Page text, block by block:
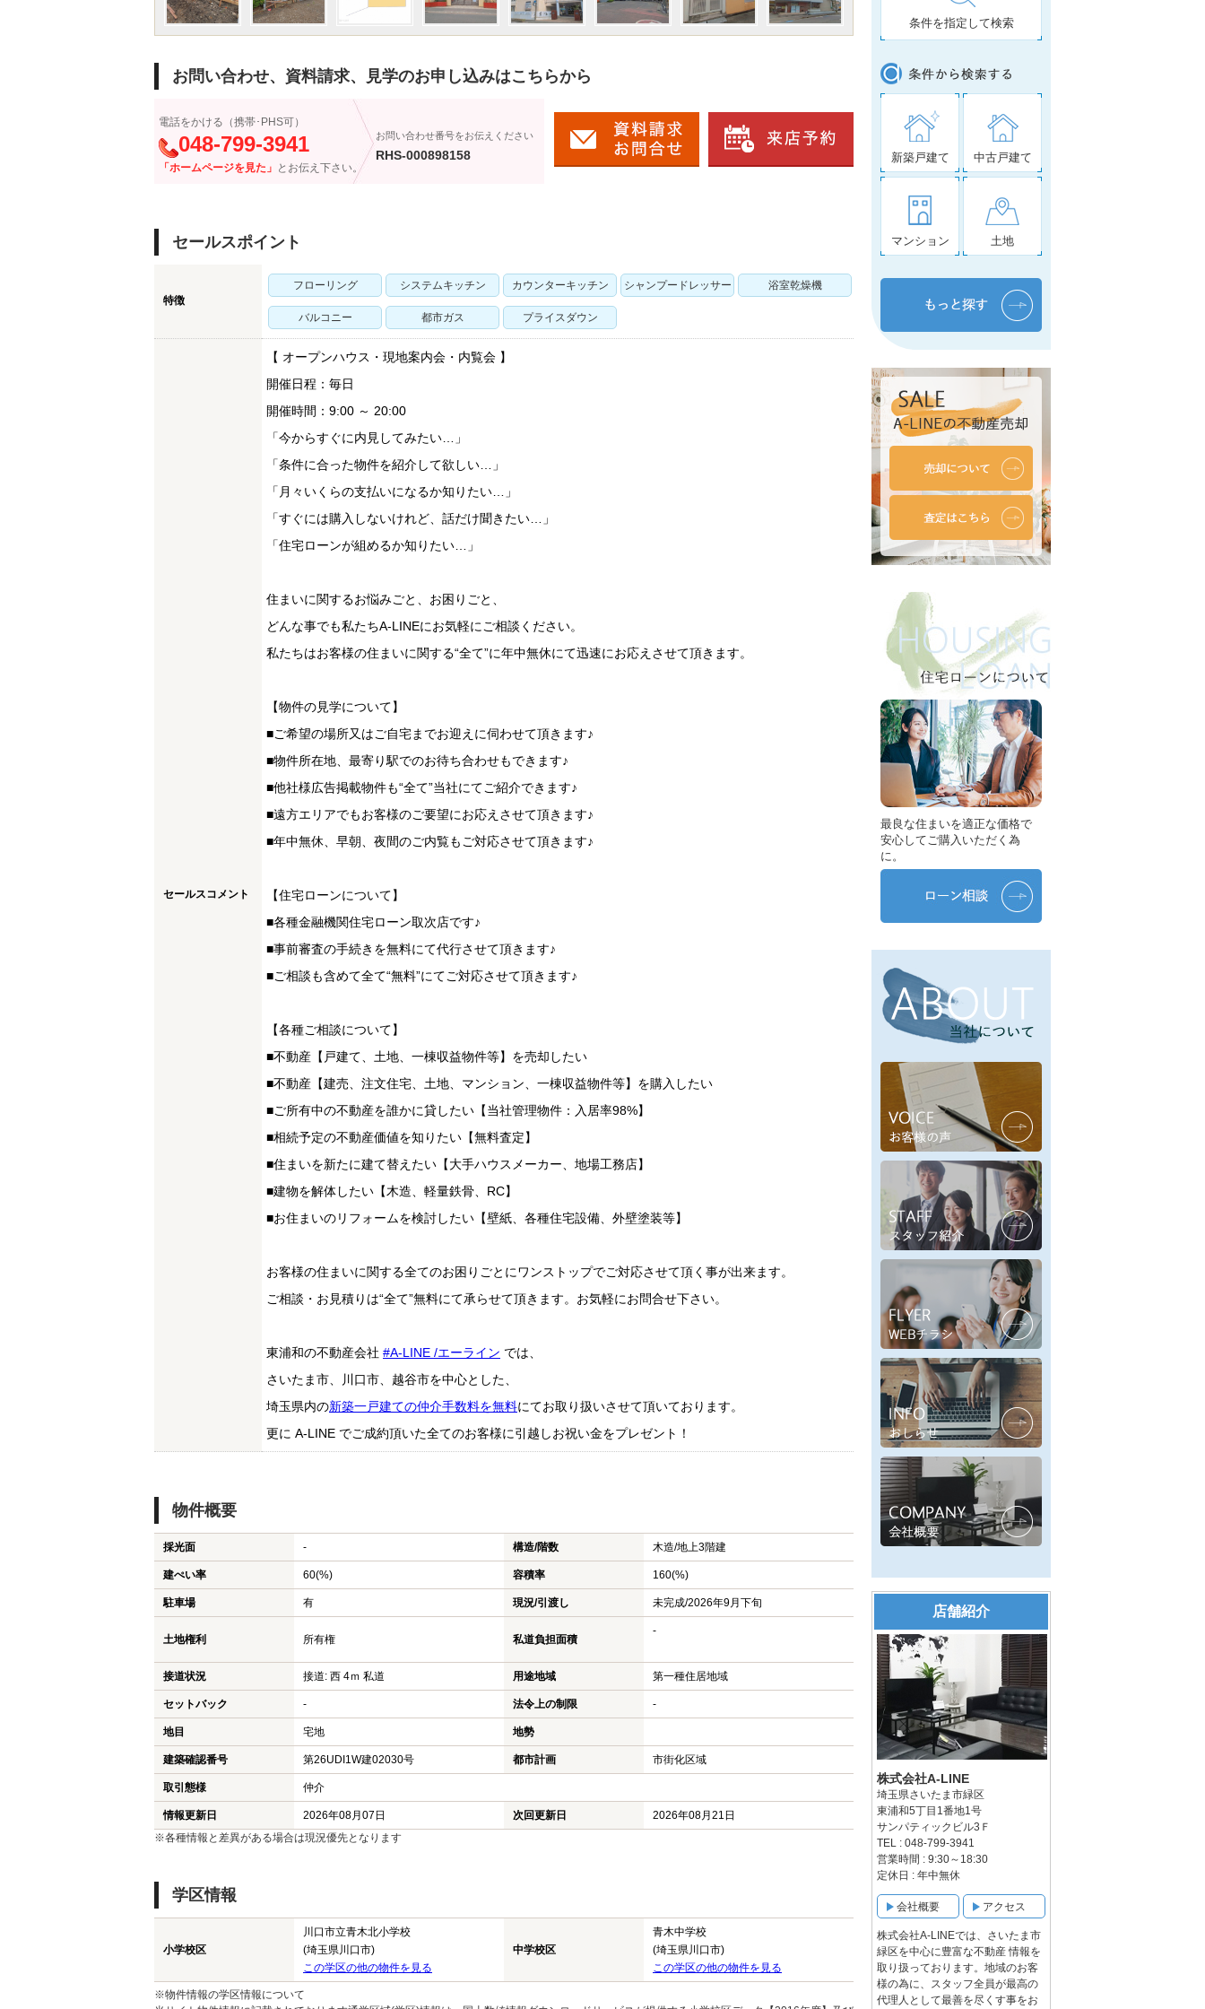
お問い合わせ、資料請求、見学のお申し込みはこちらから
電話をかける（携帯･PHS可）
048-799-3941
「ホームページを見た」 とお伝え下さい。
お問い合わせ番号をお伝えください
RHS-000898158
セールスポイント
特徴
フローリング システムキッチン カウンターキッチン シャンプードレッサー 浴室乾燥機
バルコニー 都市ガス プライスダウン
セールスコメント
【 オープンハウス・現地案内会・内覧会 】
開催日程：毎日
開催時間：9:00 ～ 20:00
「今からすぐに内見してみたい…」
「条件に合った物件を紹介して欲しい…」
「月々いくらの支払いになるか知りたい…」
「すぐには購入しないけれど、話だけ聞きたい…」
「住宅ローンが組めるか知りたい…」
住まいに関するお悩みごと、お困りごと、
どんな事でも私たちA-LINEにお気軽にご相談ください。
私たちはお客様の住まいに関する“全て”に年中無休にて迅速にお応えさせて頂きます。
【物件の見学について】
■ご希望の場所又はご自宅までお迎えに伺わせて頂きます♪
■物件所在地、最寄り駅でのお待ち合わせもできます♪
■他社様広告掲載物件も“全て”当社にてご紹介できます♪
■遠方エリアでもお客様のご要望にお応えさせて頂きます♪
■年中無休、早朝、夜間のご内覧もご対応させて頂きます♪
【住宅ローンについて】
■各種金融機関住宅ローン取次店です♪
■事前審査の手続きを無料にて代行させて頂きます♪
■ご相談も含めて全て“無料”にてご対応させて頂きます♪
【各種ご相談について】
■不動産【戸建て、土地、一棟収益物件等】を売却したい
■不動産【建売、注文住宅、土地、マンション、一棟収益物件等】を購入したい
■ご所有中の不動産を誰かに貸したい【当社管理物件：入居率98%】
■相続予定の不動産価値を知りたい【無料査定】
■住まいを新たに建て替えたい【大手ハウスメーカー、地場工務店】
■建物を解体したい【木造、軽量鉄骨、RC】
■お住まいのリフォームを検討したい【壁紙、各種住宅設備、外壁塗装等】
お客様の住まいに関する全てのお困りごとにワンストップでご対応させて頂く事が出来ます。
ご相談・お見積りは“全て”無料にて承らせて頂きます。お気軽にお問合せ下さい。
東浦和の不動産会社 #A-LINE /エーライン では、
さいたま市、川口市、越谷市を中心とした、
埼玉県内の新築一戸建ての仲介手数料を無料にてお取り扱いさせて頂いております。
更に A-LINE でご成約頂いた全てのお客様に引越しお祝い金をプレゼント！
物件概要
採光面 - 構造/階数 木造/地上3階建
建ぺい率 60(%) 容積率 160(%)
駐車場 有 現況/引渡し 未完成/2026年9月下旬
土地権利 所有権 私道負担面積
-
接道状況 接道: 西 4ｍ 私道 用途地域 第一種住居地域
セットバック - 法令上の制限 -
地目 宅地 地勢
建築確認番号 第26UDI1W建02030号 都市計画 市街化区域
取引態様 仲介
情報更新日 2026年08月07日 次回更新日
2026年08月21日
※各種情報と差異がある場合は現況優先となります
学区情報
小学校区
川口市立青木北小学校
(埼玉県川口市)
この学区の他の物件を見る
中学校区
青木中学校
(埼玉県川口市)
この学区の他の物件を見る
※物件情報の学区情報について
条件を指定して検索
新築戸建て 中古戸建て
マンション 土地
最良な住まいを適正な価格で
安心してご購入いただく為
に。
店舗紹介
株式会社A-LINE
埼玉県さいたま市緑区
東浦和5丁目1番地1号
サンパティックビル3Ｆ
TEL : 048-799-3941
営業時間 : 9:30～18:30
定休日 : 年中無休
会社概要 アクセス
株式会社A-LINEでは、さいたま市
緑区を中心に豊富な不動産 情報を
取り扱っております。地域のお客
様の為に、スタッフ全員が最高の
代理人として最善を尽くす事をお